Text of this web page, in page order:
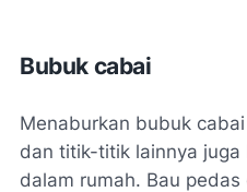
Bubuk cabai
Menaburkan bubuk
dan titik-titik lainnya
dalam rumah. Bau